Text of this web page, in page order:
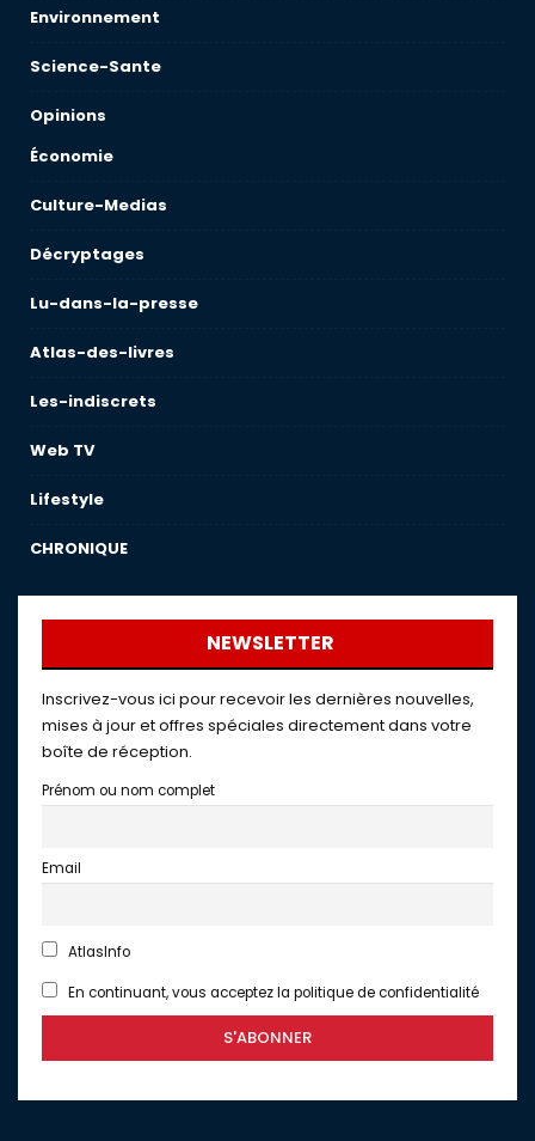
Environnement
Science-Sante
Opinions
Économie
Culture-Medias
Décryptages
Lu-dans-la-presse
Atlas-des-livres
Les-indiscrets
Web TV
Lifestyle
CHRONIQUE
NEWSLETTER
Inscrivez-vous ici pour recevoir les dernières nouvelles,
mises à jour et offres spéciales directement dans votre
boîte de réception.
Prénom ou nom complet
Email
AtlasInfo
En continuant, vous acceptez la politique de confidentialité